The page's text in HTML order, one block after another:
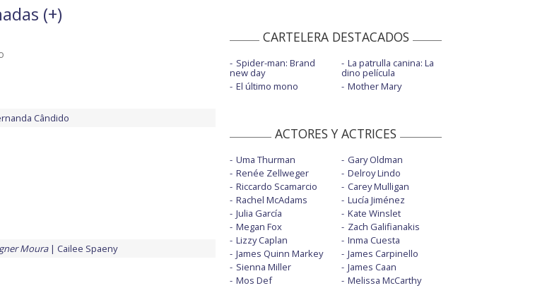
(+)
Cândido
Moura Cailee Spaeny
CARTELERA DESTACADOS
Spider-man: Brand
new day
El último mono
La patrulla canina: La
dino película
Mother Mary
ACTORES Y ACTRICES
Uma Thurman
Renée Zellweger
Riccardo Scamarcio
Rachel McAdams
Julia García
Megan Fox
Lizzy Caplan
James Quinn Markey
Sienna Miller
Mos Def
Gary Oldman
Delroy Lindo
Carey Mulligan
Lucía Jiménez
Kate Winslet
Zach Galifianakis
Inma Cuesta
James Carpinello
James Caan
Melissa McCarthy